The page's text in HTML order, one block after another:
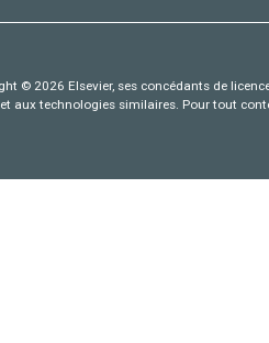
© 2026 Elsevier, ses concédants de
aux technologies similaires. Pour tout